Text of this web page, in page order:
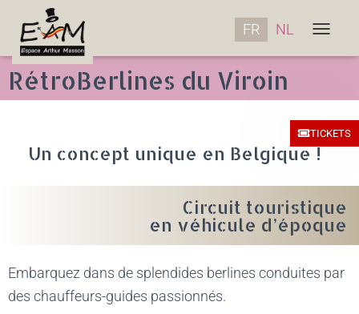
RétroBerlines du Viroin
Un concept unique en Belgique !
Circuit touristique
en véhicule d’époque
Embarquez dans de splendides berlines conduites par
des chauffeurs-guides passionnés.
TICKETS
FR NL